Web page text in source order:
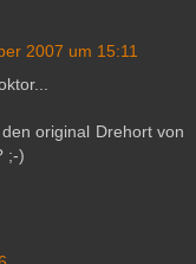
2007 um 15:11
original Drehort von
;-)